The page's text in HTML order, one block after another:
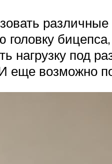
нагрузку под
еще возможно